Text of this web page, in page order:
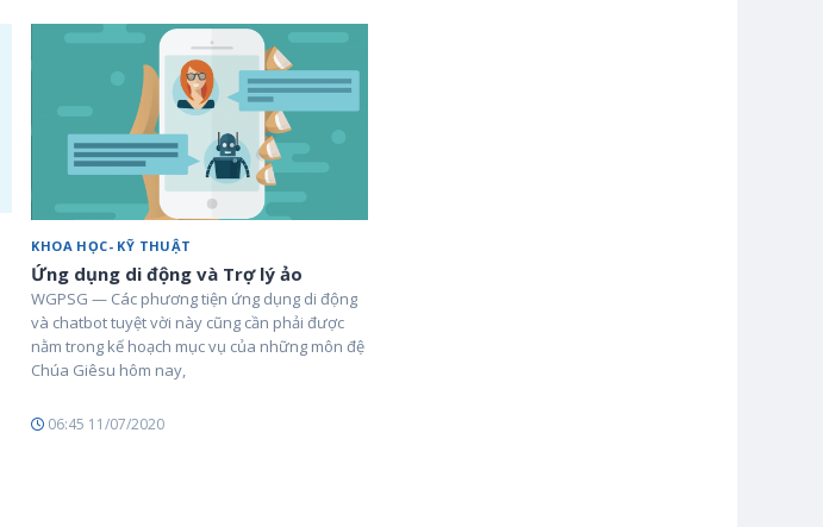
KHOA HỌC- KỸ THUẬT
Ứng dụng di động và Trợ lý ảo
WGPSG — Các phương tiện ứng dụng di động
và chatbot tuyệt vời này cũng cần phải được
nằm trong kế hoạch mục vụ của những môn đệ
Chúa Giêsu hôm nay,
06:45 11/07/2020